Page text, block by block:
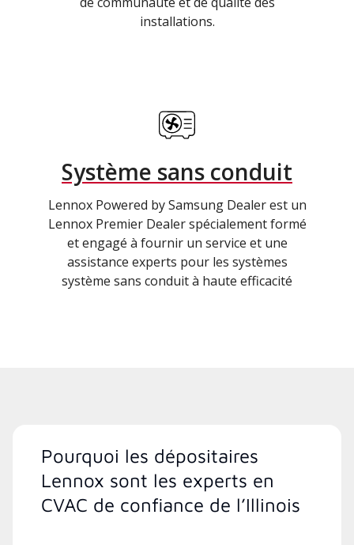
installations.
Système sans conduit
Lennox Powered by Samsung Dealer est un
Lennox Premier Dealer spécialement formé
et engagé à fournir un service et une
assistance experts pour les systèmes
système sans conduit à haute efficacité
Pourquoi les dépositaires
Lennox sont les experts en
CVAC de confiance de l’Illinois